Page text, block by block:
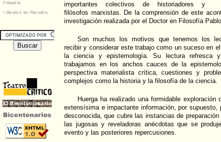
importantes colectivos de historiadores y
filósofos marxistas. De la comprensión de este
investigación realizada por el Doctor en Filosofía
Son muchos los motivos que tenemos los
recibir y considerar este trabajo como un suceso en
la ciencia y epistemología. Su lectura refresca
trabajamos en los anchos cauces de la
perspectiva materialista crítica, cuestiones y
complejos como la historia y la filosofía de la ciencia.
Huerga ha realizado una formidable exploración
extensísima e impactante información, por supuesto,
desconocida, que cubre las instancias de
las jugosas y reveladoras anécdotas que se
evento y las posteriores repercusiones.